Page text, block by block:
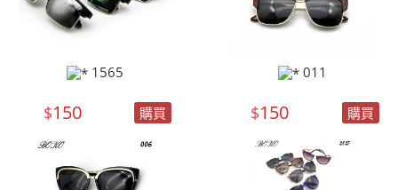
1565
$150 購買
011
$150 購買